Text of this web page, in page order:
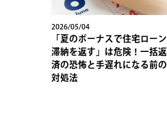
2026/05/04
「夏のボーナスで住宅ローン
滞納を返す」は危険！一括返
済の恐怖と手遅れになる前の
対処法